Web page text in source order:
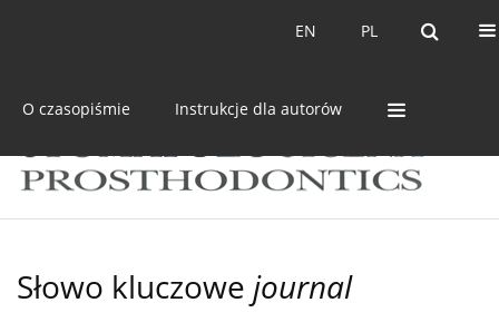
PL
EN PL
EN
O czasopiśmie Instrukcje dla autorów
Słowo kluczowe journal